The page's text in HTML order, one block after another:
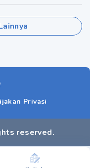
Privasi
reserved.